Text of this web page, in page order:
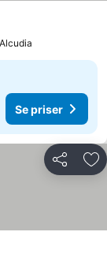
Se priser
Del